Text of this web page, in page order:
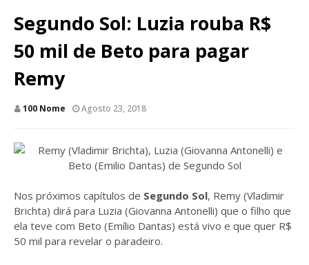
Segundo Sol: Luzia rouba R$
50 mil de Beto para pagar
Remy
100 Nome Agosto 23, 2018
Nos próximos capítulos de Segundo Sol, Remy (Vladimir
Brichta) dirá para Luzia (Giovanna Antonelli) que o filho que
ela teve com Beto (Emílio Dantas) está vivo e que quer R$
50 mil para revelar o paradeiro.